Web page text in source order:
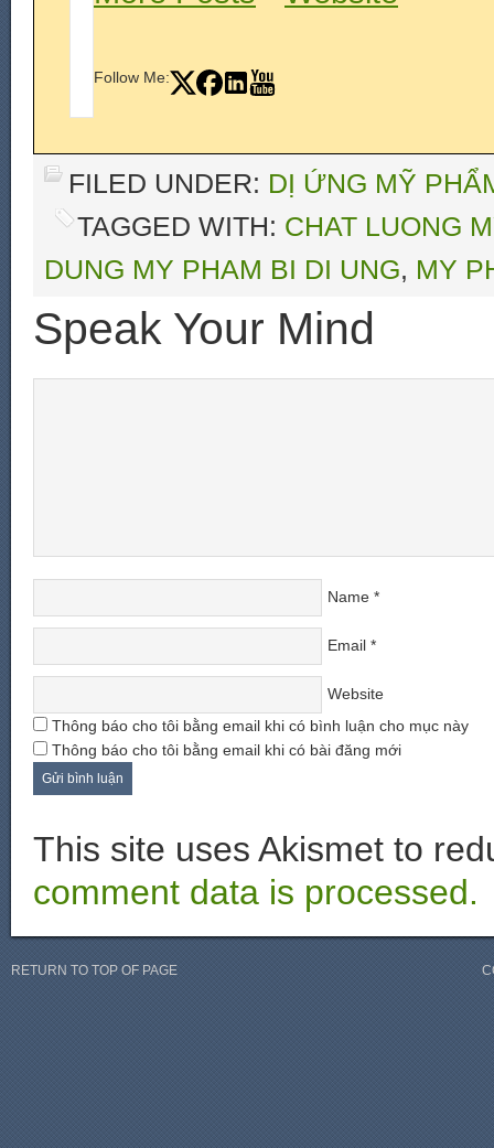
Follow Me:
FILED UNDER: DỊ ỨNG MỸ
TAGGED WITH: CHAT LUONG
DUNG MY PHAM BI DI UNG, MY
Speak Your Mind
Name *
Email *
Website
Thông báo cho tôi bằng email khi có bình luận cho mục này
Thông báo cho tôi bằng email khi có bài đăng mới
This site uses Akismet to
comment data is processed.
RETURN TO TOP OF PAGE